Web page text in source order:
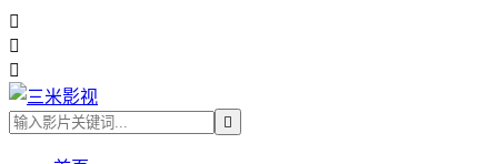



